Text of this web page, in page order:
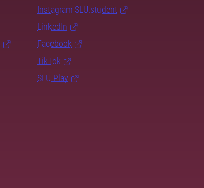
Instagram SLU.student
LinkedIn
Facebook
TikTok
SLU Play